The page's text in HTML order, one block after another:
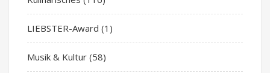
LIEBSTER-Award (1)
Musik & Kultur (58)